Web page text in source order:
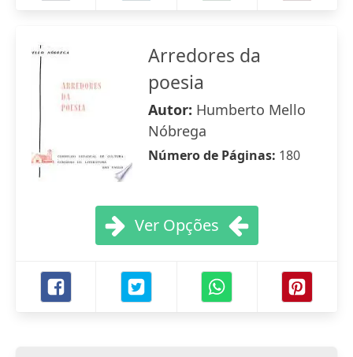
Arredores da
poesia
Autor: Humberto Mello
Nóbrega
Número de Páginas: 180
Ver Opções